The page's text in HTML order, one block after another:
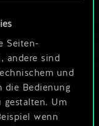
Seiten-
andere sind
und
die Bedienung
gestalten. Um
wenn